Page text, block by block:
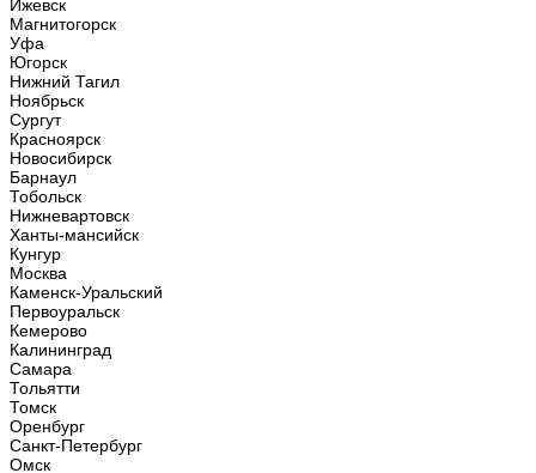
Ижевск
Магнитогорск
Уфа
Югорск
Нижний Тагил
Ноябрьск
Сургут
Красноярск
Новосибирск
Барнаул
Тобольск
Нижневартовск
Ханты-мансийск
Кунгур
Москва
Каменск-Уральский
Первоуральск
Кемерово
Калининград
Самара
Тольятти
Томск
Оренбург
Санкт-Петербург
Омск